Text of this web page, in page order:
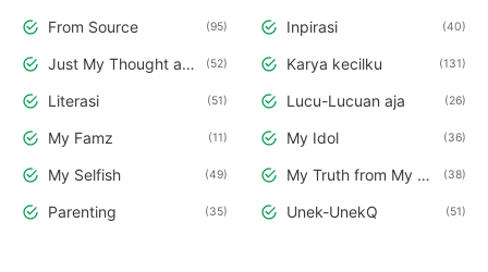
From Source 95 Inpirasi 40
Just My Thought and Opinion 52 Karya kecilku 131
Literasi 51 Lucu-Lucuan aja 26
My Famz 11 My Idol 36
My Selfish 49 My Truth from My Deepest Hearth 38
Parenting 35 Unek-UnekQ 51